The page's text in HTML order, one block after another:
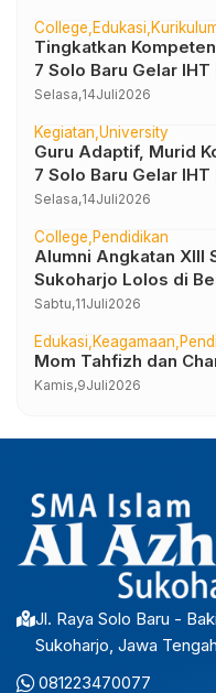
College Edukasi
Tingkatkan
7 Solo Baru Gelar
Selasa,14Juli2026
Kegiatan University
Guru Adaptif, Murid
7 Solo Baru Gelar
Selasa,14Juli2026
College Pendidikan
Alumni Angkatan XIII
Sukoharjo Lolos di
Negeri dan Luar Negeri
Sabtu,11Juli2026
Edukasi Keagamaan
Mom Tahfizh dan
Kamis,9Juli2026
Jl. Raya Solo Baru -
Sukoharjo, Jawa Tengah
081223470077